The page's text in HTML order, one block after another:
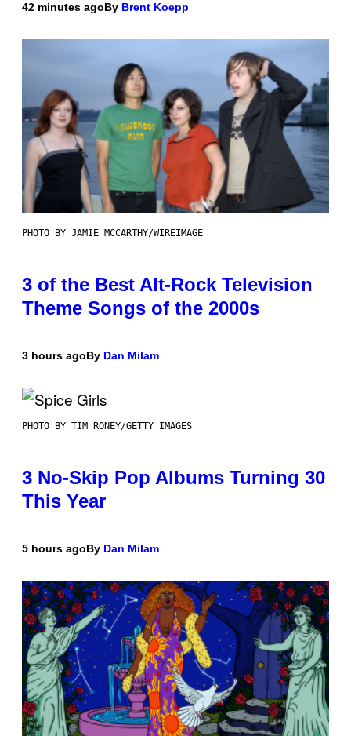
42 minutes agoBy Brent Koepp
PHOTO BY JAMIE MCCARTHY/WIREIMAGE
3 of the Best Alt-Rock Television
Theme Songs of the 2000s
3 hours agoBy Dan Milam
PHOTO BY TIM RONEY/GETTY IMAGES
3 No-Skip Pop Albums Turning 30
This Year
5 hours agoBy Dan Milam